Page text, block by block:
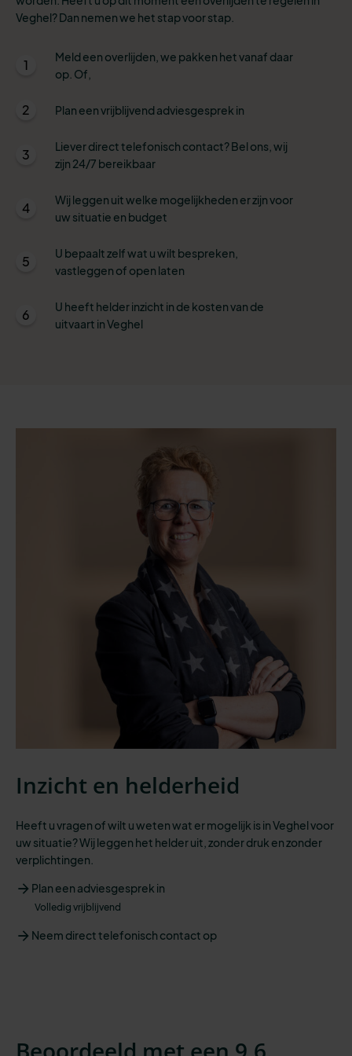
Veghel? Dan nemen we het stap voor stap.
1
Meld een overlijden, we pakken het vanaf daar
op. Of,
2 Plan een vrijblijvend adviesgesprek in
3
Liever direct telefonisch contact? Bel ons, wij
zijn 24/7 bereikbaar
4
Wij leggen uit welke mogelijkheden er zijn voor
uw situatie en budget
5
U bepaalt zelf wat u wilt bespreken,
vastleggen of open laten
6
U heeft helder inzicht in de kosten van de
uitvaart in Veghel
Inzicht en helderheid
Heeft u vragen of wilt u weten wat er mogelijk is in Veghel voor
uw situatie? Wij leggen het helder uit, zonder druk en zonder
verplichtingen.
Plan een adviesgesprek in
Volledig vrijblijvend
Neem direct telefonisch contact op